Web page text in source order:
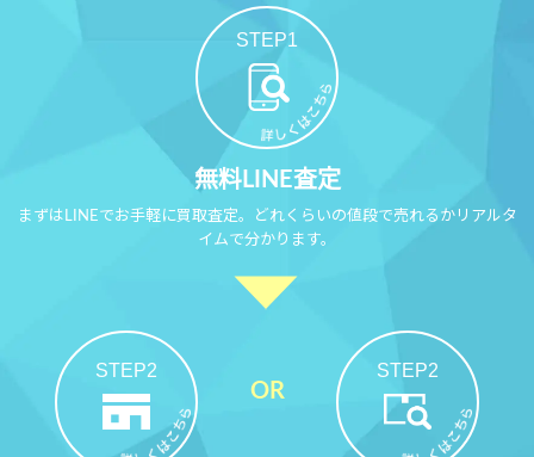
STEP1
無料LINE査定
まずはLINEでお手軽に買取査定。どれくらいの値段で売れるかリアルタ
イムで分かります。
STEP2 STEP2